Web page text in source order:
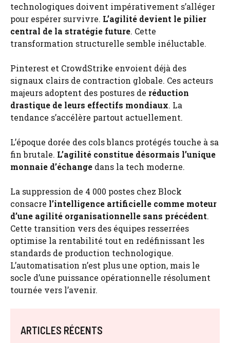
technologiques doivent impérativement s’alléger
pour espérer survivre. L’agilité devient le pilier
central de la stratégie future. Cette
transformation structurelle semble inéluctable.
Pinterest et CrowdStrike envoient déjà des
signaux clairs de contraction globale. Ces acteurs
majeurs adoptent des postures de réduction
drastique de leurs effectifs mondiaux. La
tendance s’accélère partout actuellement.
L’époque dorée des cols blancs protégés touche à sa
fin brutale. L’agilité constitue désormais l’unique
monnaie d’échange dans la tech moderne.
La suppression de 4 000 postes chez Block
consacre l’intelligence artificielle comme moteur
d’une agilité organisationnelle sans précédent.
Cette transition vers des équipes resserrées
optimise la rentabilité tout en redéfinissant les
standards de production technologique.
L’automatisation n’est plus une option, mais le
socle d’une puissance opérationnelle résolument
tournée vers l’avenir.
ARTICLES RÉCENTS